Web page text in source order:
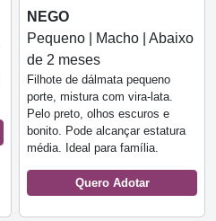
NEGO
Pequeno | Macho | Abaixo
de 2 meses
Filhote de dálmata pequeno
porte, mistura com vira-lata.
Pelo preto, olhos escuros e
bonito. Pode alcançar estatura
média. Ideal para família.
Quero Adotar